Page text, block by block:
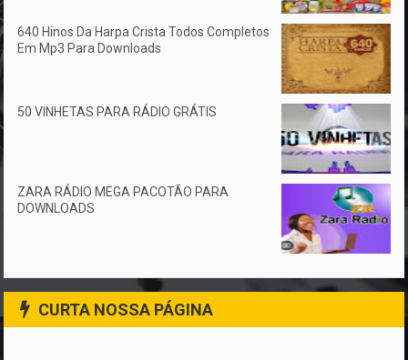
640 Hinos Da Harpa Crista Todos Completos
Em Mp3 Para Downloads
50 VINHETAS PARA RÁDIO GRÁTIS
ZARA RÁDIO MEGA PACOTÃO PARA
DOWNLOADS
CURTA NOSSA PÁGINA